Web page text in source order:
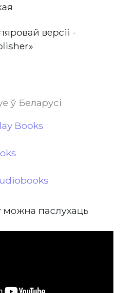
версіі -
ў Беларусі
Books
паслухаць